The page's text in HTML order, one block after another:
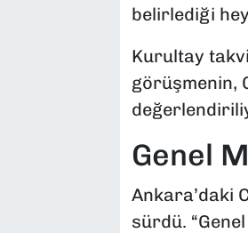
belirlediği
Kurultay
görüşmenin,
Genel
Ankara’daki
sürdü.